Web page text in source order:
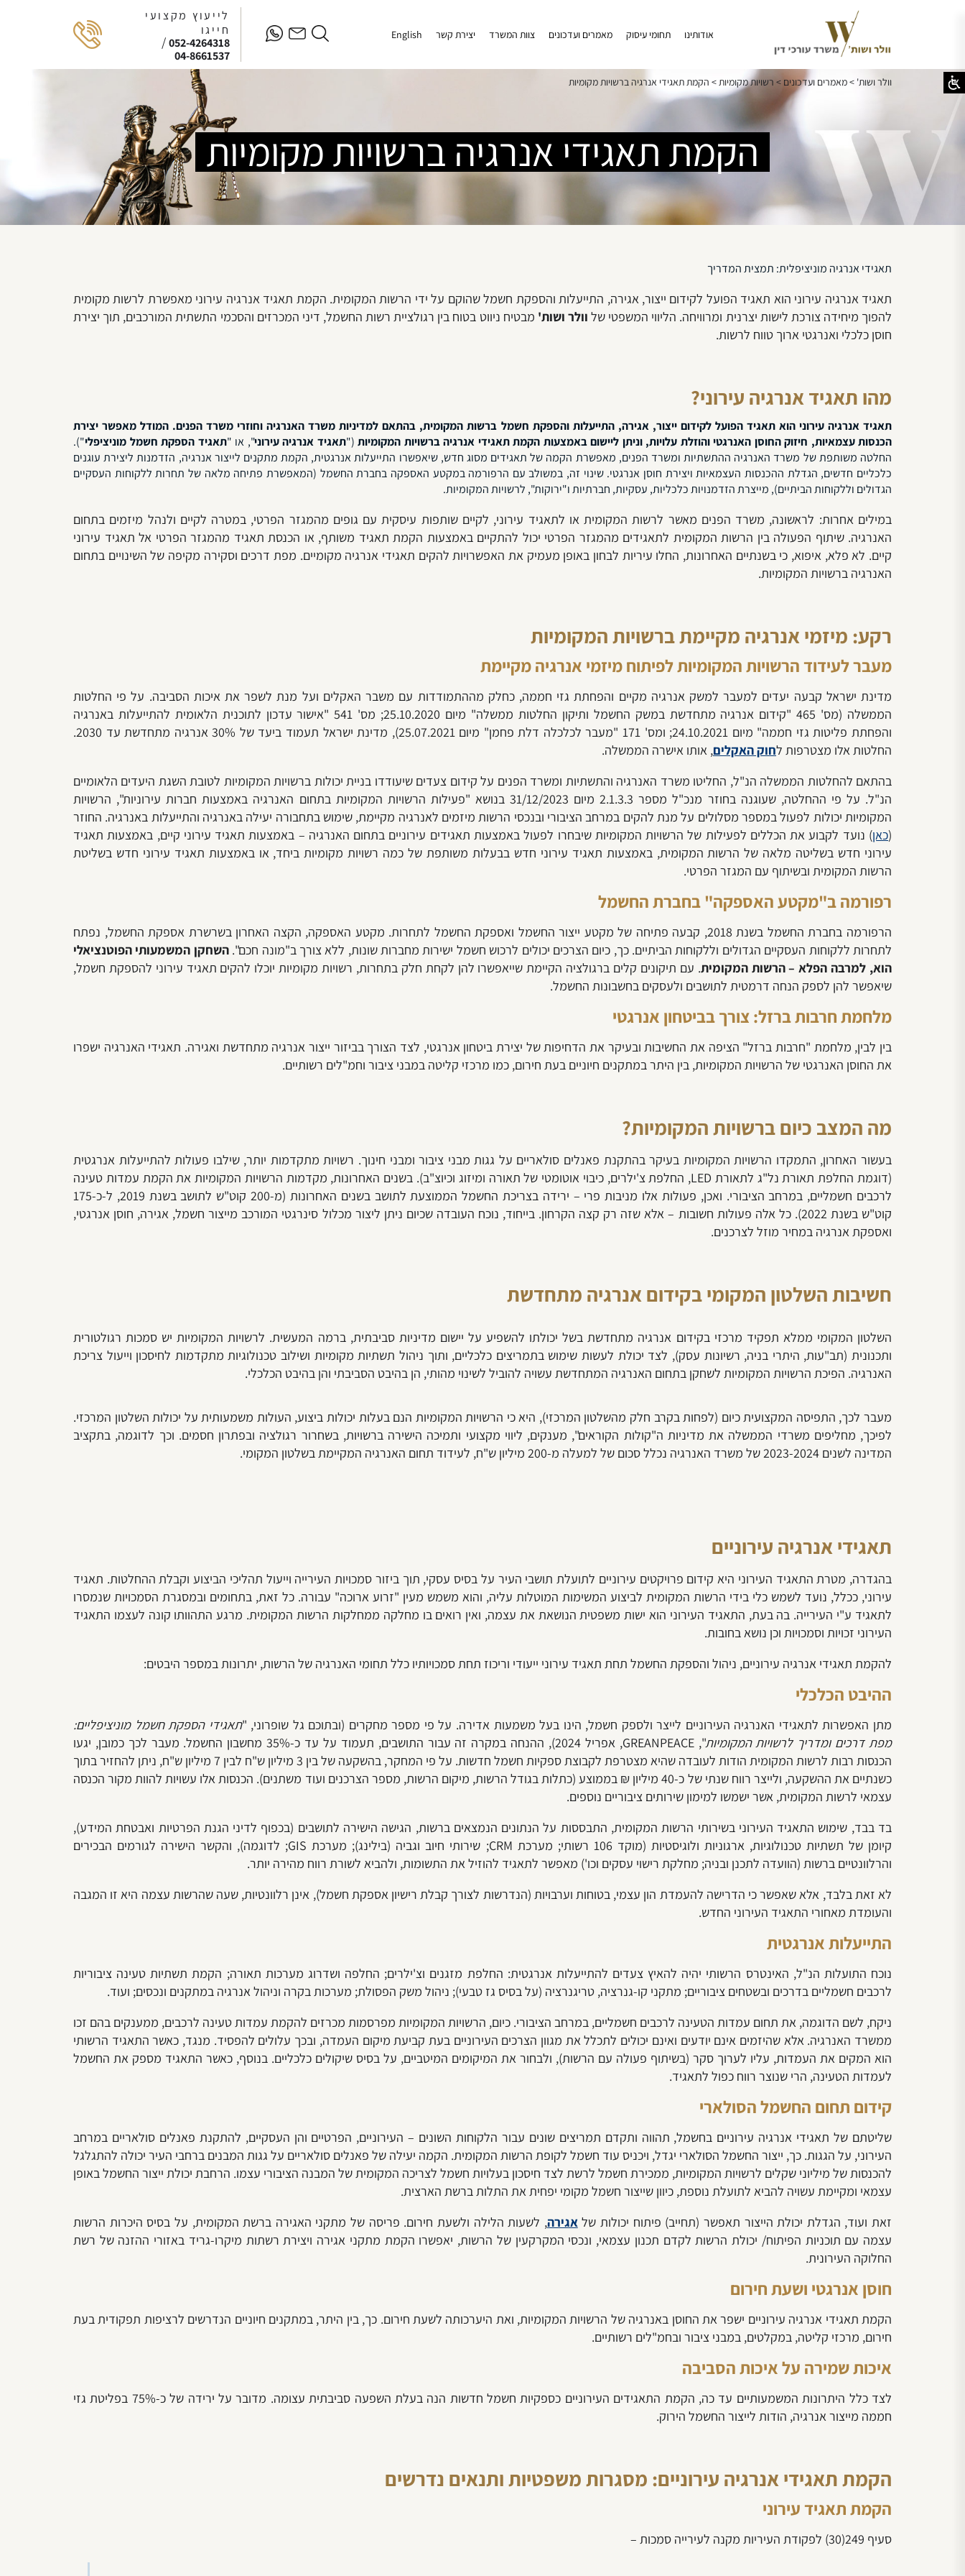
אודותינו תחומי עיסוק מאמרים ועדכונים צוות המשרד יצירת קשר English
לייעוץ מקצועי
חייגו
052-4264318
/
04-8661537
הקמת תאגידי אנרגיה ברשויות מקומיות
וולר ושות' >מאמרים ועדכונים > רשויות מקומיות> הקמת תאגידי אנרגיה ברשויות מקומיות
תאגידי אנרגיה מוניציפלית: תמצית המדריך
תאגיד אנרגיה עירוני הוא תאגיד הפועל לקידום ייצור, אגירה, התייעלות והספקת חשמל שהוקם על ידי הרשות המקומית. הקמת תאגיד אנרגיה עירוני מאפשרת לרשות מקומית
להפוך מיחידה צורכת לישות יצרנית ומרוויחה. הליווי המשפטי של וולר ושות' מבטיח ניווט בטוח בין רגולציית רשות החשמל, דיני המכרזים והסכמי התשתית המורכבים, תוך יצירת
חוסן כלכלי ואנרגטי ארוך טווח לרשות.
מהו תאגיד אנרגיה עירוני?
תאגיד אנרגיה עירוני הוא תאגיד הפועל לקידום ייצור, אגירה, התייעלות והספקת חשמל ברשות המקומית, בהתאם למדיניות משרד האנרגיה וחוזרי משרד הפנים. המודל מאפשר יצירת
הכנסות עצמאיות, חיזוק החוסן האנרגטי והוזלת עלויות, וניתן ליישום באמצעות הקמת תאגידי אנרגיה ברשויות המקומיות ("תאגיד אנרגיה עירוני", או "תאגיד הספקת חשמל מוניציפלי").
החלטה משותפת של משרד האנרגיה ההתשתיות ומשרד הפנים, מאפשרת הקמה של תאגידים מסוג חדש, שיאפשרו התייעלות אנרגטית, הקמת מתקנים לייצור אנרגיה, הזדמנות ליצירת עוגנים
כלכליים חדשים, הגדלת ההכנסות העצמאיות ויצירת חוסן אנרגטי. שינוי זה, במשולב עם הרפורמה במקטע האספקה בחברת החשמל (המאפשרת פתיחה מלאה של תחרות ללקוחות העסקיים
הגדולים וללקוחות הביתיים), מייצרת הזדמנויות כלכליות, עסקיות, חברתיות ו"ירוקות", לרשויות המקומיות.
במילים אחרות: לראשונה, משרד הפנים מאשר לרשות המקומית או לתאגיד עירוני, לקיים שותפות עיסקית עם גופים מהמגזר הפרטי, במטרה לקיים ולנהל מיזמים בתחום
האנרגיה. שיתוף הפעולה בין הרשות המקומית לתאגידים מהמגזר הפרטי יכול להתקיים באמצעות הקמת תאגיד משותף, או הכנסת תאגיד מהמגזר הפרטי אל תאגיד עירוני
קיים. לא פלא, איפוא, כי בשנתיים האחרונות, החלו עיריות לבחון באופן מעמיק את האפשרויות להקים תאגידי אנרגיה מקומיים. מפת דרכים וסקירה מקיפה של השינויים בתחום
האנרגיה ברשויות המקומיות.
רקע: מיזמי אנרגיה מקיימת ברשויות המקומיות
מעבר לעידוד הרשויות המקומיות לפיתוח מיזמי אנרגיה מקיימת
מדינת ישראל קבעה יעדים למעבר למשק אנרגיה מקיים והפחתת גזי חממה, כחלק מההתמודדות עם משבר האקלים ועל מנת לשפר את איכות הסביבה. על פי החלטות
הממשלה (מס' 465 "קידום אנרגיה מתחדשת במשק החשמל ותיקון החלטות ממשלה" מיום 25.10.2020; מס' 541 "אישור עדכון לתוכנית הלאומית להתייעלות באנרגיה
והפחתת פליטות גזי חממה" מיום 24.10.2021; ומס' 171 "מעבר לכלכלה דלת פחמן" מיום 25.07.2021), מדינת ישראל תעמוד ביעד של 30% אנרגיה מתחדשת עד 2030.
החלטות אלו מצטרפות לחוק האקלים, אותו אישרה הממשלה.
בהתאם להחלטות הממשלה הנ"ל, החליטו משרד האנרגיה והתשתיות ומשרד הפנים על קידום צעדים שיעודדו בניית יכולות ברשויות המקומיות לטובת השגת היעדים הלאומיים
הנ"ל. על פי ההחלטה, שעוגנה בחוזר מנכ"ל מספר 2.1.3.3 מיום 31/12/2023 בנושא "פעילות הרשויות המקומיות בתחום האנרגיה באמצעות חברות עירוניות", הרשויות
המקומיות יכולות לפעול במספר מסלולים על מנת להקים במרחב הציבורי ובנכסי הרשות מיזמים לאנרגיה מקיימת, שימוש בתחבורה יעילה באנרגיה והתייעלות באנרגיה. החוזר
(כאן) נועד לקבוע את הכללים לפעילות של הרשויות המקומיות שיבחרו לפעול באמצעות תאגידים עירוניים בתחום האנרגיה – באמצעות תאגיד עירוני קיים, באמצעות תאגיד
עירוני חדש בשליטה מלאה של הרשות המקומית, באמצעות תאגיד עירוני חדש בבעלות משותפת של כמה רשויות מקומיות ביחד, או באמצעות תאגיד עירוני חדש בשליטת
הרשות המקומית ובשיתוף עם המגזר הפרטי.
רפורמה ב"מקטע האספקה" בחברת החשמל
הרפורמה בחברת החשמל בשנת 2018, קבעה פתיחה של מקטע ייצור החשמל ואספקת החשמל לתחרות. מקטע האספקה, הקצה האחרון בשרשרת אספקת החשמל, נפתח
לתחרות ללקוחות העסקיים הגדולים וללקוחות הביתיים. כך, כיום הצרכים יכולים לרכוש חשמל ישירות מחברות שונות, ללא צורך ב"מונה חכם".השחקן המשמעותי הפוטנציאלי
הוא, למרבה הפלא – הרשות המקומית. עם תיקונים קלים ברגולציה הקיימת שייאפשרו להן לקחת חלק בתחרות, רשויות מקומיות יוכלו להקים תאגיד עירוני להספקת חשמל,
שיאפשר להן לספק הנחה דרמטית לתושבים ולעסקים בחשבונות החשמל.
מלחמת חרבות ברזל: צורך בביטחון אנרגטי
בין לבין, מלחמת "חרבות ברזל" הציפה את החשיבות ובעיקר את הדחיפות של יצירת ביטחון אנרגטי, לצד הצורך בביזור ייצור אנרגיה מתחדשת ואגירה. תאגידי האנרגיה ישפרו
את החוסן האנרגטי של הרשויות המקומיות, בין היתר במתקנים חיוניים בעת חירום, כמו מרכזי קליטה במבני ציבור וחמ"לים רשותיים.
מה המצב כיום ברשויות המקומיות?
בעשור האחרון, התמקדו הרשויות המקומיות בעיקר בהתקנת פאנלים סולאריים על גגות מבני ציבור ומבני חינוך. רשויות מתקדמות יותר, שילבו פעולות להתייעלות אנרגטית
(דוגמת החלפת תאורת נל"ג לתאורת LED, החלפת צ'ילרים, כיבוי אוטומטי של תאורה ומיזוג וכיוצ"ב). בשנים האחרונות, מקדמות הרשויות המקומיות את הקמת עמדות טעינה
לרכבים חשמליים, במרחב הציבורי. ואכן, פעולות אלו מניבות פרי – ירידה בצריכת החשמל הממוצעת לתושב בשנים האחרונות (מ-200 קוט"ש לתושב בשנת 2019, ל-כ-175
קוט"ש בשנת 2022). כל אלה פעולות חשובות – אלא שזה רק קצה הקרחון. בייחוד, נוכח העובדה שכיום ניתן ליצור מכלול סינרגטי המורכב מייצור חשמל, אגירה, חוסן אנרגטי,
ואספקת אנרגיה במחיר מוזל לצרכנים.
חשיבות השלטון המקומי בקידום אנרגיה מתחדשת
השלטון המקומי ממלא תפקיד מרכזי בקידום אנרגיה מתחדשת בשל יכולתו להשפיע על יישום מדיניות סביבתית, ברמה המעשית. לרשויות המקומיות יש סמכות רגולטורית
ותכנונית (תב"עות, היתרי בניה, רשיונות עסק), לצד יכולת לעשות שימוש בתמריצים כלכליים, ותוך ניהול תשתיות מקומיות ושילוב טכנולוגיות מתקדמות לחיסכון וייעול צריכת
האנרגיה. הפיכת הרשויות המקומיות לשחקן בתחום האנרגיה המתחדשת עשויה להוביל לשינוי מהותי, הן בהיבט הסביבתי והן בהיבט הכלכלי.
מעבר לכך, התפיסה המקצועית כיום (לפחות בקרב חלק מהשלטון המרכזי), היא כי הרשויות המקומיות הנם בעלות יכולות ביצוע, העולות משמעותית על יכולות השלטון המרכזי.
לפיכך, מחליפים משרדי הממשלה את מדיניות ה"קולות הקוראים", מענקים, ליווי מקצועי ותמיכה הישירה ברשויות, בשחרור רגולציה ובפתרון חסמים. וכך לדוגמה, בתקציב
המדינה לשנים 2023-2024 של משרד האנרגיה נכלל סכום של למעלה מ-200 מיליון ש"ח, לעידוד תחום האנרגיה המקיימת בשלטון המקומי.
תאגידי אנרגיה עירוניים
בהגדרה, מטרת התאגיד העירוני היא קידום פרויקטים עירוניים לתועלת תושבי העיר על בסיס עסקי, תוך ביזור סמכויות העירייה וייעול תהליכי הביצוע וקבלת ההחלטות. תאגיד
עירוני, ככלל, נועד לשמש כלי בידי הרשות המקומית לביצוע המשימות המוטלות עליה, והוא משמש מעין "זרוע ארוכה" עבורה. כל זאת, בתחומים ובמסגרת הסמכויות שנמסרו
לתאגיד ע"י העירייה. בה בעת, התאגיד העירוני הוא ישות משפטית הנושאת את עצמה, ואין רואים בו מחלקה ממחלקות הרשות המקומית. מרגע התהוותו קונה לעצמו התאגיד
העירוני זכויות וסמכויות וכן נושא בחובות.
להקמת תאגידי אנרגיה עירוניים, ניהול והספקת החשמל תחת תאגיד עירוני ייעודי וריכוז תחת סמכויותיו כלל תחומי האנרגיה של הרשות, יתרונות במספר היבטים:
ההיבט הכלכלי
מתן האפשרות לתאגידי האנרגיה העירוניים לייצר ולספק חשמל, הינו בעל משמעות אדירה. על פי מספר מחקרים (ובתוכם גל שופרוני, "תאגידי הספקת חשמל מוניציפליים:
מפת דרכים ומדריך לרשויות המקומיות
", GREANPEACE, אפריל 2024), ההנחה במקרה זה עבור התושבים, תעמוד על עד כ-35% מחשבון החשמל. מעבר לכך כמובן, יגעו
הכנסות רבות לרשות המקומית הודות לעובדה שהיא מצטרפת לקבוצת ספקיות חשמל חדשות. על פי המחקר, בהשקעה של בין 3 מיליון ש"ח לבין 7 מיליון ש"ח, ניתן להחזיר בתוך
כשנתיים את ההשקעה, ולייצר רווח שנתי של כ-40 מיליון ₪ בממוצע (כתלות בגודל הרשות, מיקום הרשות, מספר הצרכנים ועוד משתנים). הכנסות אלו עשויות להוות מקור הכנסה
עצמאי לרשות המקומית, אשר ישמשו למימון שירותים ציבוריים נוספים.
בד בבד, שימוש התאגיד העירוני בשירותי הרשות המקומית, התבססות על הנתונים הנמצאים ברשות, הגישה הישירה לתושבים (בכפוף לדיני הגנת הפרטיות ואבטחת המידע),
קיומן של תשתיות טכנולוגיות, ארגוניות ולוגיסטיות (מוקד 106 רשותי; מערכת CRM; שירותי חיוב וגביה (בילינג); מערכת GIS; לדוגמה), והקשר הישירה לגורמים הבכירים
והרלוונטיים ברשות (הוועדה לתכנן ובניה; מחלקת רישוי עסקים וכו') מאפשר לתאגיד להוזיל את התשומות, ולהביא לשורת רווח מהירה יותר.
לא זאת בלבד, אלא שאפשר כי הדרישה להעמדת הון עצמי, בטוחות וערבויות (הנדרשות לצורך קבלת רישיון אספקת חשמל), אינן רלוונטיות, שעה שהרשות עצמה היא זו המגבה
והעומדת מאחורי התאגיד העירוני החדש.
התייעלות אנרגטית
נוכח התועלות הנ"ל, האינטרס הרשותי יהיה להאיץ צעדים להתייעלות אנרגטית: החלפת מזגנים וצ'ילרים; החלפה ושדרוג מערכות תאורה; הקמת תשתיות טעינה ציבוריות
לרכבים חשמליים בדרכים ובשטחים ציבוריים; מתקני קו-גנרציה, טריגנרציה (על בסיס גז טבעי); ניהול משק הפסולת; מערכות בקרה וניהול אנרגיה במתקנים ונכסים; ועוד.
ניקח, לשם הדוגמה, את תחום עמדות הטעינה לרכבים חשמליים, במרחב הציבורי. כיום, הרשויות המקומיות מפרסמות מכרזים להקמת עמדות טעינה לרכבים, ממענקים בהם זכו
ממשרד האנרגיה. אלא שהיזמים אינם יודעים ואינם יכולים לתכלל את מגוון הצרכים העירוניים בעת קביעת מיקום העמדה, ובכך עלולים להפסיד. מנגד, כאשר התאגיד הרשותי
הוא המקים את העמדות, עליו לערוך סקר (בשיתוף פעולה עם הרשות), ולבחור את המיקומים המיטביים, על בסיס שיקולים כלכליים. בנוסף, כאשר התאגיד מספק את החשמל
לעמדות הטעינה, הרי שנוצר רווח כפול לתאגיד.
קידום תחום החשמל הסולארי
שליטתם של תאגידי אנרגיה עירוניים בחשמל, תהווה ותקדם תמריצים שונים עבור הלקוחות השונים – העירוניים, הפרטיים והן העסקיים, להתקנת פאנלים סולאריים במרחב
העירוני, על הגגות. כך, ייצור החשמל הסולארי יגדל, ויכניס עוד חשמל לקופת הרשות המקומית. הקמה יעילה של פאנלים סולאריים על גגות המבנים ברחבי העיר יכולה להתגלגל
להכנסות של מיליוני שקלים לרשויות המקומיות, ממכירת חשמל לרשת לצד חיסכון בעלויות חשמל לצריכה המקומית של המבנה הציבורי עצמו. הרחבת יכולת ייצור החשמל באופן
עצמאי ומקיימת עשויה להביא לתועלת נוספת, כיוון שייצור חשמל מקומי יפחית את התלות ברשת הארצית.
זאת ועוד, הגדלת יכולת הייצור תאפשר (תחייב) פיתוח יכולות שלאגירה, לשעות הלילה ולשעת חירום. פריסה של מתקני האגירה ברשת המקומית, על בסיס היכרות הרשות
עצמה עם תוכניות הפיתוח/ יכולת הרשות לקדם תכנון עצמאי, ונכסי המקרקעין של הרשות, יאפשרו הקמת מתקני אגירה ויצירת רשתות מיקרו-גריד באזורי ההזנה של רשת
החלוקה העירונית.
חוסן אנרגטי ושעת חירום
הקמת תאגידי אנרגיה עירוניים ישפר את החוסן באנרגיה של הרשויות המקומיות, ואת היערכותה לשעת חירום. כך, בין היתר, במתקנים חיוניים הנדרשים לרציפות תפקודית בעת
חירום, מרכזי קליטה, במקלטים, במבני ציבור ובחמ"לים רשותיים.
איכות שמירה על איכות הסביבה
לצד כלל היתרונות המשמעותיים עד כה, הקמת התאגידים העירוניים כספקיות חשמל חדשות הנה בעלת השפעה סביבתית עצומה. מדובר על ירידה של כ-75% בפליטת גזי
חממה מייצור אנרגיה, הודות לייצור החשמל הירוק.
הקמת תאגידי אנרגיה עירוניים: מסגרות משפטיות ותנאים נדרשים
הקמת תאגיד עירוני
סעיף 249(30) לפקודת העיריות מקנה לעירייה סמכות –